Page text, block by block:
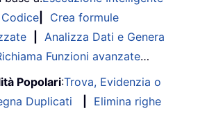
Crea formule
Analizza Dati e Genera
Funzioni avanzate…
Popolari:Trova, Evidenzia o
Duplicati
Elimina righe